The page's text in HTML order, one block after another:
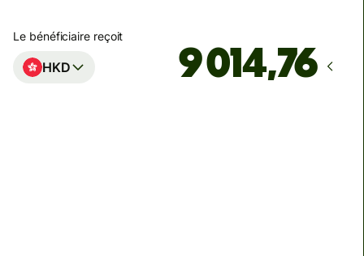
Le bénéficiaire reçoit
HKD